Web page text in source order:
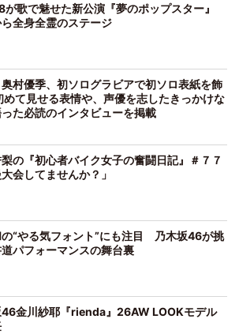
が歌で魅せた新公演『夢のポップスター』
全身全霊のステージ
村優季、初ソログラビアで初ソロ表紙を飾
めて見せる表情や、声優を志したきっかけな
った必読のインタビューを掲載
の『初心者バイク女子の奮闘日記』＃７７
大会してませんか？」
“やる気フォント”にも注目 乃木坂46が挑
道パフォーマンスの舞台裏
46金川紗耶『rienda』26AW LOOKモデル